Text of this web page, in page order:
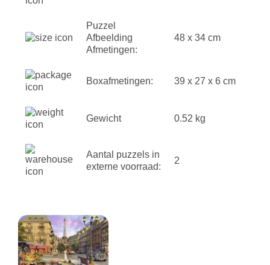
Puzzel
Afbeelding
Afmetingen:
48 x 34 cm
Boxafmetingen: 39 x 27 x 6 cm
Gewicht 0.52 kg
Aantal puzzels in
externe voorraad:
2